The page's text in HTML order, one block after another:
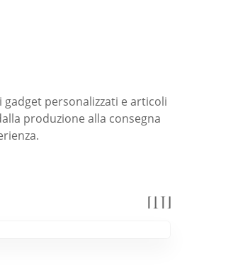
personalizzati e articoli
produzione alla consegna